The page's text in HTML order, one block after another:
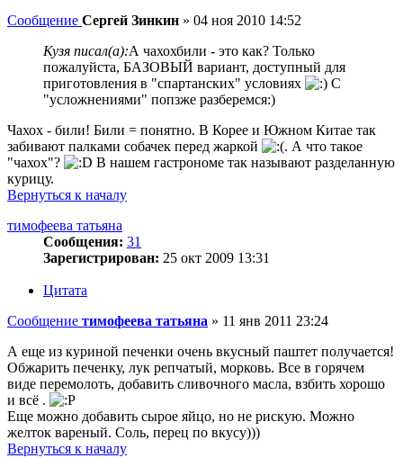
Сообщение Сергей Зинкин » 04 ноя 2010 14:52
Кузя писал(а):А чахохбили - это как? Только
пожалуйста, БАЗОВЫЙ вариант, доступный для
приготовления в "спартанских" условиях
С
"усложнениями" попзже разберемся:)
Чахох - били! Били = понятно. В Корее и Южном Китае так
забивают палками собачек перед жаркой
. А что такое
"чахох"?
В нашем гастрономе так называют разделанную
курицу.
Вернуться к началу
тимофеева татьяна
Сообщения: 31
Зарегистрирован: 25 окт 2009 13:31
Цитата
Сообщение тимофеева татьяна » 11 янв 2011 23:24
А еще из куриной печенки очень вкусный паштет получается!
Обжарить печенку, лук репчатый, морковь. Все в горячем
виде перемолоть, добавить сливочного масла, взбить хорошо
и всё .
Еще можно добавить сырое яйцо, но не рискую. Можно
желток вареный. Соль, перец по вкусу)))
Вернуться к началу